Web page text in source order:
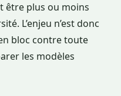
être plus ou moins
L’enjeu n’est donc
bloc contre toute
les modèles